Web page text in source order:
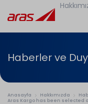
Haberler ve
Anasayfa Hakkımızda
Aras Kargo has been selected